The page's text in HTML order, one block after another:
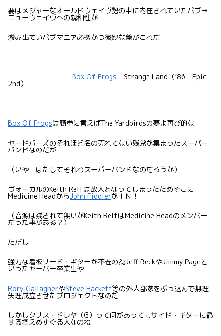
要はメジャーなオールドウェイヴ勢の中に内在されていたパブ→
ニューウェイヴへの親和性が
滲み出ていパブマニア必携かつ微妙な盤がこれだ
Box Of Frogs – Strange Land（’86 Epic
2nd）
Box Of Frogsは簡単に言えばThe Yardbirdsの夢よ再び的な
ヤードバーズのそれほど名の売れてない残党が集まったスーパー
バンドなのだが
（いや はたしてそれわスーパーバンドなのだろうか）
ヴォーカルのKeith Relfは故人となってしまったためそこに
Medicine HeadからJohn FiddlerがＩＮ！
（音源は残されて無いがKeith RelfはMedicine Headのメンバー
だった事がある？）
ただし
強力な看板リード・ギターが不在の為Jeff BeckやJimmy Pageと
いったヤーバー卒業生や
Rory GallagherやSteve Hackett等の外人部隊をぶっ込んで無理
矢理成立させたプロジェクトなのだ
しかしクリス・ドレヤ（G）って何があってもサイド・ギターに徹
する控えめすぐる人なのね